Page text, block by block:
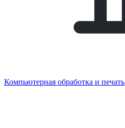
Компьютерная обработка и печать